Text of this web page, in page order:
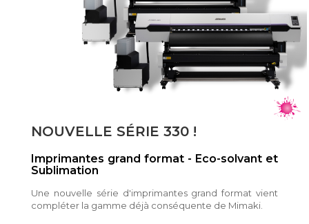
NOUVELLE SÉRIE 330 !
Imprimantes grand format - Eco-solvant et
Sublimation
Une nouvelle série d'imprimantes grand format vient
compléter la gamme déjà conséquente de Mimaki.